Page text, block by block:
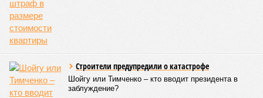
Источник: https://avaho.ru/novostroyka/moskva/uvao/lyublino/svetlyy-mir-
Если да, то на каком основании декларируются конкретные
даты сдачи жилого комплекса (декабрь 2026 – март 2028),
отсутствию техники на площадке, ещё не началась? При
этом на бумаге даты ввода ЖК в строй продолжают
фигурировать
в объявлениях о продаже квартир на